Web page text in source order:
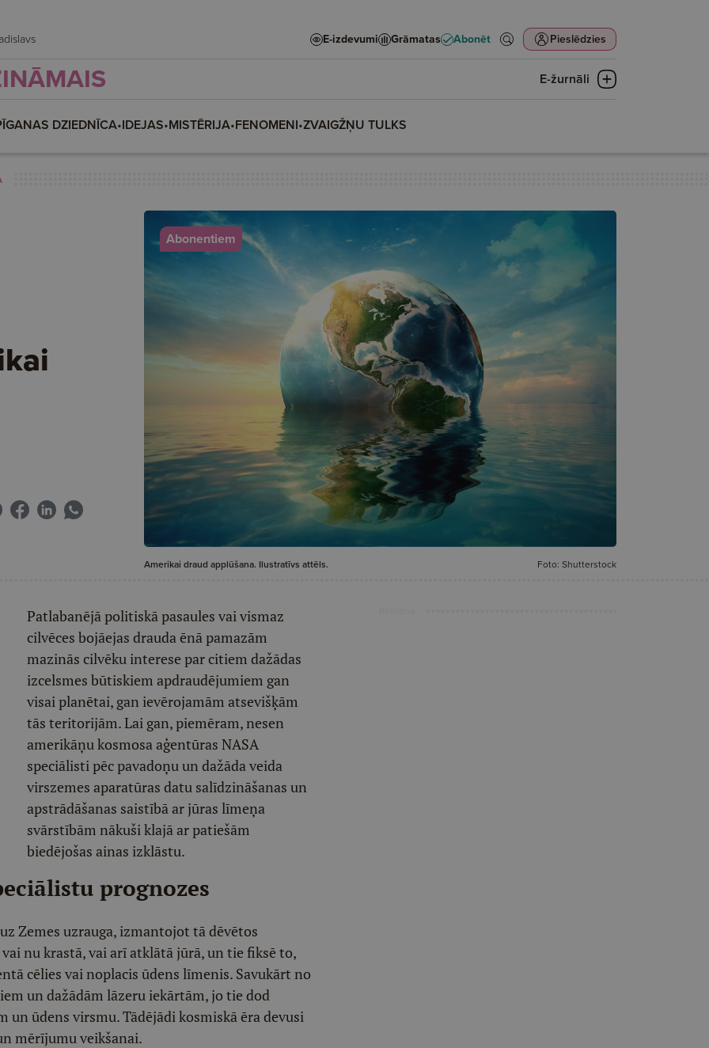
Vladislavs E-izdevumi Grāmatas Abonēt Pieslēdzies
E-žurnāli
DZIEDNĪCA•IDEJAS•MISTĒRIJA•FENOMENI•ZVAIGŽŅU TULKS
Abonentiem
Amerikai draud applūšana. Ilustratīvs attēls. Foto: Shutterstock
Patlabanējā politiskā pasaules vai vismaz
cilvēces bojāejas drauda ēnā pamazām
mazinās cilvēku interese par citiem dažādas
izcelsmes būtiskiem apdraudējumiem gan
visai planētai, gan ievērojamām atsevišķām
tās teritorijām. Lai gan, piemēram, nesen
amerikāņu kosmosa aģentūras NASA
speciālisti pēc pavadoņu un dažāda veida
virszemes aparatūras datu salīdzināšanas un
apstrādāšanas saistībā ar jūras līmeņa
svārstībām nākuši klajā ar patiešām
biedējošas ainas izklāstu.
prognozes
Zemes uzrauga, izmantojot tā dēvētos
nu krastā, vai arī atklātā jūrā, un tie fiksē to,
cēlies vai noplacis ūdens līmenis. Savukārt no
un dažādām lāzeru iekārtām, jo tie dod
ūdens virsmu. Tādējādi kosmiskā ēra devusi
mērījumu veikšanai.